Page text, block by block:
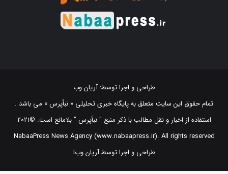
طراحی و اجرا توسط:آریان وب
تمام حقوق این سایت متعلق به پایگاه خبری تحلیلی « نبأپرس » می باشد .
NabaaPress News Agency (www.nabaapress.ir). All rights reserved
طراحی و اجرا توسط آریان وب!